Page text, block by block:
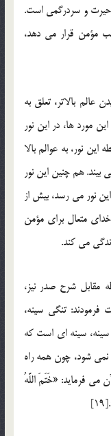
و سردرگمی است.
مؤمن قرار می دهد،
عالم بالاتر، تعلق به
مورد ها، در این نور
نور، به عوالم بالا
بیند. هم چنین این نور
نور می رسد، بیش از
خدای متعال برای مؤمن
می کند.
مقابل شرح صدر نیز،
تنگی سینه،
سینه ای است كه
شود، چون همه راه
می فرماید: «خَتَمَ اللَّهُ